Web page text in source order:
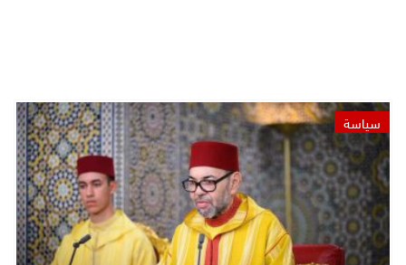
سياسة